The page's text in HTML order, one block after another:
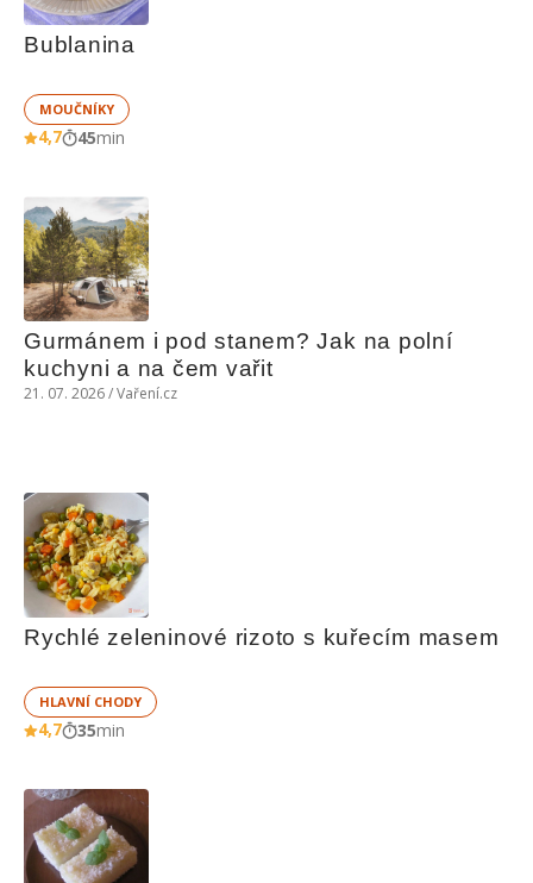
Bublanina
MOUČNÍKY
4,7 45min
Gurmánem i pod stanem? Jak na polní
kuchyni a na čem vařit
21. 07. 2026 / Vaření.cz
Rychlé zeleninové rizoto s kuřecím masem
HLAVNÍ CHODY
4,7 35min